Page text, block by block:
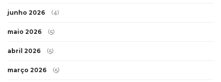
junho 2026 (4)
maio 2026 (5)
abril 2026 (5)
março 2026 (5)